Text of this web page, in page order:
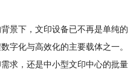
景下，文印设备已不再是单纯的
字化与高效化的主要载体之一。
求，还是中小型文印中心的批量